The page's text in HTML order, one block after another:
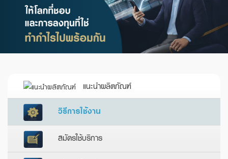
โทร 1327 TH
ดิจิทัลแบงก์กิ้ง
Family Banking
แนะนำผลิตภัณฑ์
วิธีการใช้งาน
สมัครใช้บริการ